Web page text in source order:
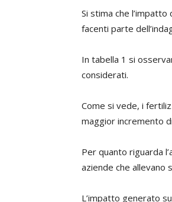
Si stima che
facenti parte
In tabella 1 si
considerati.
Come si vede, i
maggior incremento
Per quanto riguarda
aziende che allevano
L’impatto generato